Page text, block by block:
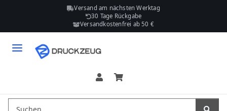
Versand am nächsten Werktag
30 Tage Rückgabe
Versandkostenfrei ab 50 €